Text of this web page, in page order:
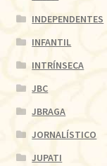
INDEPENDENTES
INFANTIL
INTRÍNSECA
JBC
JBRAGA
JORNALÍSTICO
JUPATI